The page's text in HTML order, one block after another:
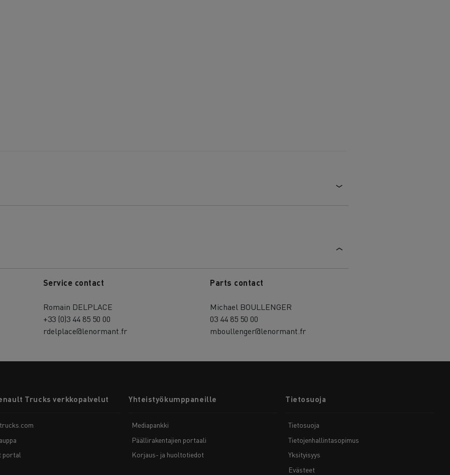
Service contact
Romain DELPLACE
+33 (0)3 44 85 50 00
rdelplace@lenormant.fr
Parts contact
Michael BOULLENGER
03 44 85 50 00
mboullenger@lenormant.fr
Trucks verkkopalvelut
portal
Yhteistyökumppaneille
Mediapankki
Päällirakentajien portaali
Korjaus- ja huoltotiedot
Tietosuoja
Tietosuoja
Tietojenhallintasopimus
Yksityisyys
Evästeet